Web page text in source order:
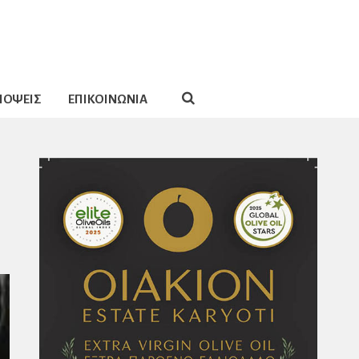
ΕΠΙΚΟΙΝΩΝΙΑ